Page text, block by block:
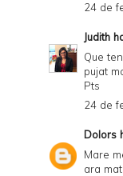
24 de
Judith
Que
pujat
Pts
24 de
Dolors
Mare
ara